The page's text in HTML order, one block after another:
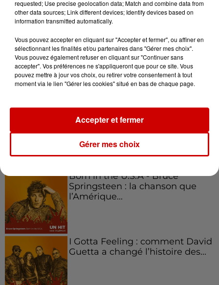
Podcasts
Kelly Massol, figure
emblématique de
l'entrepreneuriat féminin
Aménager un school bus au
Canada et accueillir les bleus à
Boston,...
Born in the U.S.A - Bruce
Springsteen : la chanson que
l’Amérique...
I Gotta Feeling : comment David
Guetta a changé l’histoire des...
requested; Use precise geolocation data; Match and combine data from
other data sources; Link different devices; Identify devices based on
information transmitted automatically.
Vous pouvez accepter en cliquant sur "Accepter et fermer", ou affiner en
sélectionnant les finalités et/ou partenaires dans "Gérer mes choix".
Vous pouvez également refuser en cliquant sur "Continuer sans
accepter". Vos préférences ne s'appliqueront que pour ce site. Vous
pouvez mettre à jour vos choix, ou retirer votre consentement à tout
moment via le lien "Gérer les cookies" situé en bas de chaque page.
Gérer mes choix
Accepter et fermer